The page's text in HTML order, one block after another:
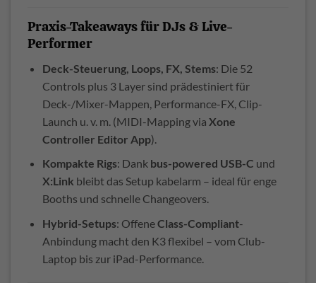
Praxis-Takeaways für DJs & Live-
Performer
Deck-Steuerung, Loops, FX, Stems: Die 52
Controls plus 3 Layer sind prädestiniert für
Deck-/Mixer-Mappen, Performance-FX, Clip-
Launch u. v. m. (MIDI-Mapping via Xone
Controller Editor App).
Kompakte Rigs: Dank bus-powered USB-C und
X:Link bleibt das Setup kabelarm – ideal für enge
Booths und schnelle Changeovers.
Hybrid-Setups: OffeneClass-Compliant-
Anbindung macht den K3 flexibel – vom Club-
Laptop bis zur iPad-Performance.